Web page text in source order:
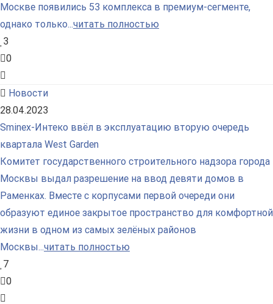
Москве появились 53 комплекса в премиум-сегменте,
однако только...читать полностью
3
0
Новости
28.04.2023
Sminex-Интеко ввёл в эксплуатацию вторую очередь
квартала West Garden
Комитет государственного строительного надзора города
Москвы выдал разрешение на ввод девяти домов в
Раменках. Вместе с корпусами первой очереди они
образуют единое закрытое пространство для комфортной
жизни в одном из самых зелёных районов
Москвы...читать полностью
7
0